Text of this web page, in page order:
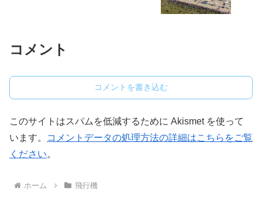
コメント
コメントを書き込む
このサイトはスパムを低減するために Akismet を使って
います。
コメントデータの処理方法の詳細はこちらをご覧
ください。
ホーム 飛行機